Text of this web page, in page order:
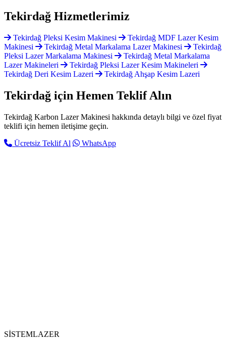
Tekirdağ Hizmetlerimiz
Tekirdağ Pleksi Kesim Makinesi
Tekirdağ MDF Lazer Kesim
Makinesi
Tekirdağ Metal Markalama Lazer Makinesi
Tekirdağ
Pleksi Lazer Markalama Makinesi
Tekirdağ Metal Markalama
Lazer Makineleri
Tekirdağ Pleksi Lazer Kesim Makineleri
Tekirdağ Deri Kesim Lazeri
Tekirdağ Ahşap Kesim Lazeri
Tekirdağ için Hemen Teklif Alın
Tekirdağ Karbon Lazer Makinesi hakkında detaylı bilgi ve özel fiyat
teklifi için hemen iletişime geçin.
Ücretsiz Teklif Al
WhatsApp
SİSTEMLAZER